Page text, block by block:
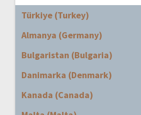
Türkiye (Turkey)
Almanya (Germany)
Bulgaristan (Bulgaria)
Danimarka (Denmark)
Kanada (Canada)